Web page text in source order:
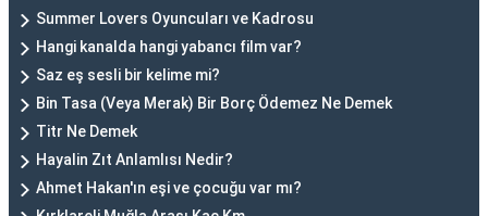
Summer Lovers Oyuncuları ve Kadrosu
Hangi kanalda hangi yabancı film var?
Saz eş sesli bir kelime mi?
Bin Tasa (Veya Merak) Bir Borç Ödemez Ne Demek
Titr Ne Demek
Hayalin Zıt Anlamlısı Nedir?
Ahmet Hakan'ın eşi ve çocuğu var mı?